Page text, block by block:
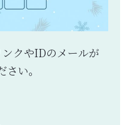
クやIDのメールが
い。